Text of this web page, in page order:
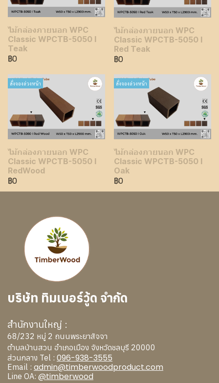
ไม้กล่องภายนอก WPC
Classic WPCTB-5050 I
Teak
฿0
ไม้กล่องภายนอก WPC
Classic WPCTB-5050 I
Red Teak
฿0
สั่งจองล่วงหน้า
ไม้กล่องภายนอก WPC
Classic WPCTB-5050 I
RedWood
฿0
สั่งจองล่วงหน้า
ไม้กล่องภายนอก WPC
Classic WPCTB-5050 I
Oak
฿0
บริษัท ทิมเบอร์วู้ด จำกัด
สำนักงานใหญ่ :
68/232 หมู่ 2 ถนนพระยาสัจจา
ตำบลบ้านสวน อำเภอเมือง จังหวัดชลบุรี 20000
ส่วนกลาง Tel : 096-938-3555
Email : admin@timberwoodproduct.com
Line OA: @timberwood